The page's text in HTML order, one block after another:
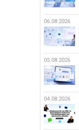
06.08.2026
05.08.2026
04.08.2026